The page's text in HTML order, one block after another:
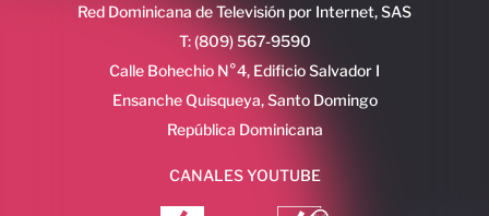
Red Dominicana de Televisión por Internet, SAS
T: (809) 567-9590
Calle Bohechio N°4, Edificio Salvador I
Ensanche Quisqueya, Santo Domingo
República Dominicana
CANALES YOUTUBE